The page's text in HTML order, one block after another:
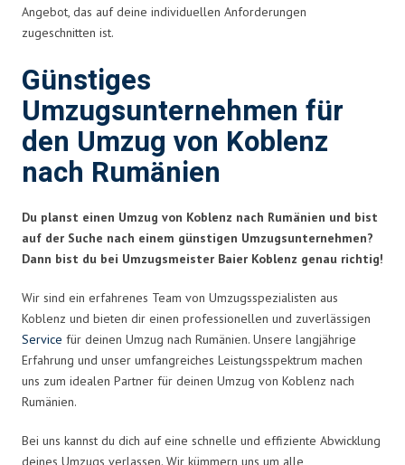
Angebot, das auf deine individuellen Anforderungen
zugeschnitten ist.
Günstiges
Umzugsunternehmen für
den Umzug von Koblenz
nach Rumänien
Du planst einen Umzug von Koblenz nach Rumänien und bist
auf der Suche nach einem günstigen Umzugsunternehmen?
Dann bist du bei Umzugsmeister Baier Koblenz genau richtig!
Wir sind ein erfahrenes Team von Umzugsspezialisten aus
Koblenz und bieten dir einen professionellen und zuverlässigen
Service für deinen Umzug nach Rumänien. Unsere langjährige
Erfahrung und unser umfangreiches Leistungsspektrum machen
uns zum idealen Partner für deinen Umzug von Koblenz nach
Rumänien.
Bei uns kannst du dich auf eine schnelle und effiziente Abwicklung
deines Umzugs verlassen. Wir kümmern uns um alle